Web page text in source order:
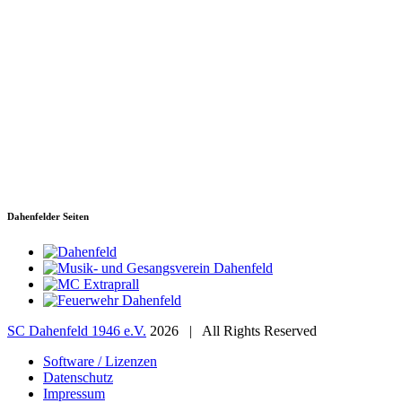
Dahenfelder Seiten
SC Dahenfeld 1946 e.V. 2026 | All Rights Reserved
Software / Lizenzen
Datenschutz
Impressum